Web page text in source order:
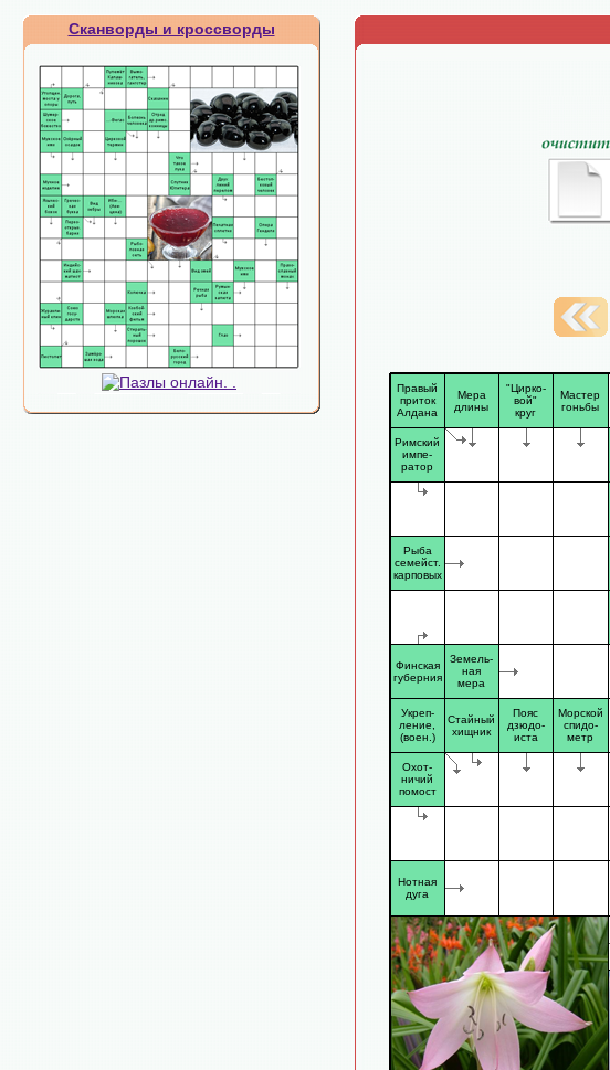
Сканворды и кроссворды
Правый
приток
Алдана
Мера
длины
"Цирко-
вой"
круг
Мастер
гоньбы
Римский
импе-
ратор
Рыба
семейст.
карповых
Финская
губерния
Земель-
ная
мера
Укреп-
ление,
(воен.)
Стайный
хищник
Пояс
дзюдо-
иста
Морской
спидо-
метр
Охот-
ничий
помост
Нотная
дуга